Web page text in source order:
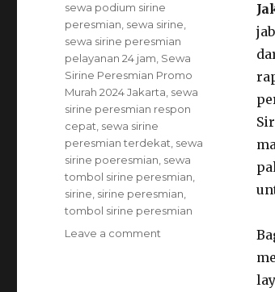
sewa podium sirine
peresmian sewa sirine
sewa sirine peresmian
pelayanan 24 jam Sewa
Sirine Peresmian Promo
Murah 2024 Jakarta sewa
sirine peresmian respon
cepat sewa sirine
peresmian terdekat sewa
sirine poeresmian sewa
tombol sirine peresmian
sirine sirine peresmian
tombol sirine peresmian
Leave a comment